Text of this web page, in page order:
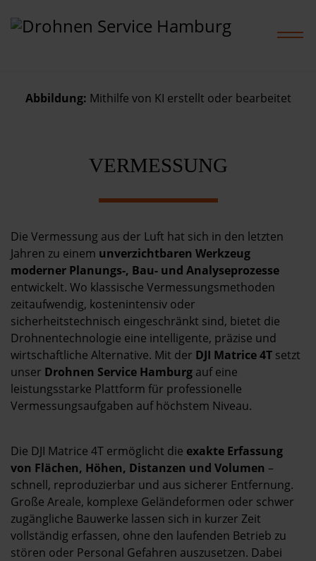
Leistungen
Preise
Shop
Kontakt
Abbildung: Mithilfe von KI erstellt oder bearbeitet
VERMESSUNG
Die Vermessung aus der Luft hat sich in den letzten
Jahren zu einem unverzichtbaren Werkzeug
moderner Planungs-, Bau- und Analyseprozesse
entwickelt. Wo klassische Vermessungsmethoden
zeitaufwendig, kostenintensiv oder
sicherheitstechnisch eingeschränkt sind, bietet die
Drohnentechnologie eine intelligente, präzise und
wirtschaftliche Alternative. Mit der DJI Matrice 4T setzt
unser Drohnen Service Hamburg auf eine
leistungsstarke Plattform für professionelle
Vermessungsaufgaben auf höchstem Niveau.
Die DJI Matrice 4T ermöglicht die exakte Erfassung
von Flächen, Höhen, Distanzen und Volumen –
schnell, reproduzierbar und aus sicherer Entfernung.
Große Areale, komplexe Geländeformen oder schwer
zugängliche Bauwerke lassen sich in kurzer Zeit
vollständig erfassen, ohne den laufenden Betrieb zu
stören oder Personal Gefahren auszusetzen. Dabei